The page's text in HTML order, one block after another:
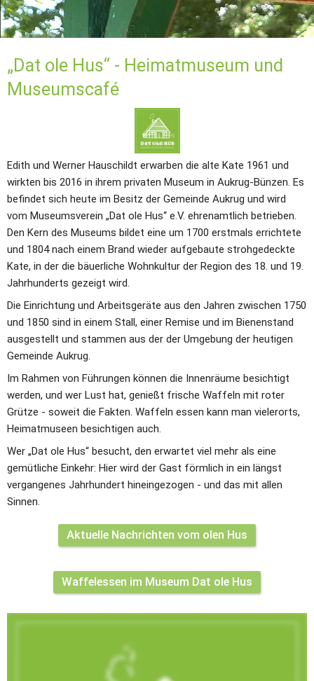
„Dat ole Hus“ - Heimatmuseum und
Museumscafé
Edith und Werner Hauschildt erwarben die alte Kate 1961 und
wirkten bis 2016 in ihrem privaten Museum in Aukrug-Bünzen. Es
befindet sich heute im Besitz der Gemeinde Aukrug und wird
vom Museumsverein „Dat ole Hus“ e.V. ehrenamtlich betrieben.
Den Kern des Museums bildet eine um 1700 erstmals errichtete
und 1804 nach einem Brand wieder aufgebaute strohgedeckte
Kate, in der die bäuerliche Wohnkultur der Region des 18. und 19.
Jahrhunderts gezeigt wird.
Die Einrichtung und Arbeitsgeräte aus den Jahren zwischen 1750
und 1850 sind in einem Stall, einer Remise und im Bienenstand
ausgestellt und stammen aus der der Umgebung der heutigen
Gemeinde Aukrug.
Im Rahmen von Führungen können die Innenräume besichtigt
werden, und wer Lust hat, genießt frische Waffeln mit roter
Grütze - soweit die Fakten. Waffeln essen kann man vielerorts,
Heimatmuseen besichtigen auch.
Wer „Dat ole Hus“ besucht, den erwartet viel mehr als eine
gemütliche Einkehr: Hier wird der Gast förmlich in ein längst
vergangenes Jahrhundert hineingezogen - und das mit allen
Sinnen.
Aktuelle Nachrichten vom olen Hus
Waffelessen im Museum Dat ole Hus